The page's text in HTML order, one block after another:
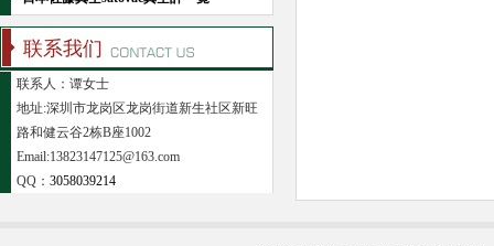
联系我们
联系人：谭女士
地址:深圳市龙岗区龙岗街道新生社区新旺
路和健云谷2栋B座1002
Email:13823147125@163.com
QQ： 3058039214